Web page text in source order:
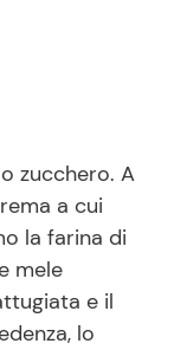
zucchero. A
a cui
la farina di
mele
e il
lo